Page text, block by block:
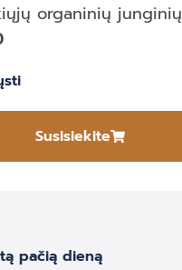
organinių
Susisiekite
pačią dieną